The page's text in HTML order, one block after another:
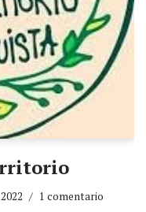
1 comentario